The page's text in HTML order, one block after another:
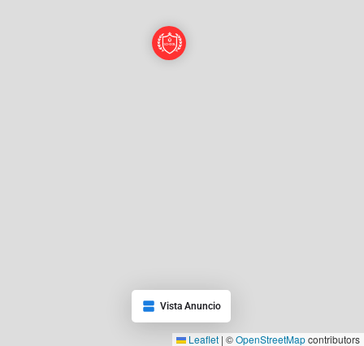
Leaflet | ©OpenStreetMapcontributors
Vista Anuncio